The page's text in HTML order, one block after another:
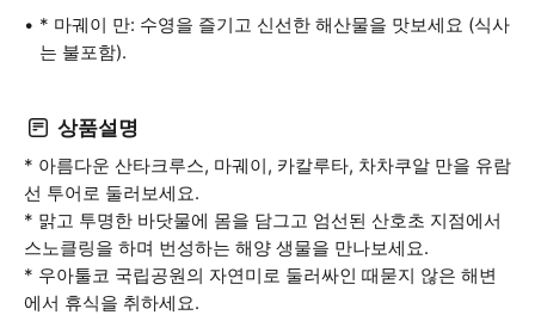
* 마궤이 만: 수영을 즐기고 신선한 해산물을 맛보세요 (식사
는 불포함).
상품설명
* 아름다운 산타크루스, 마궤이, 카칼루타, 차차쿠알 만을 유람
선 투어로 둘러보세요.
* 맑고 투명한 바닷물에 몸을 담그고 엄선된 산호초 지점에서
스노클링을 하며 번성하는 해양 생물을 만나보세요.
* 우아툴코 국립공원의 자연미로 둘러싸인 때묻지 않은 해변
에서 휴식을 취하세요.